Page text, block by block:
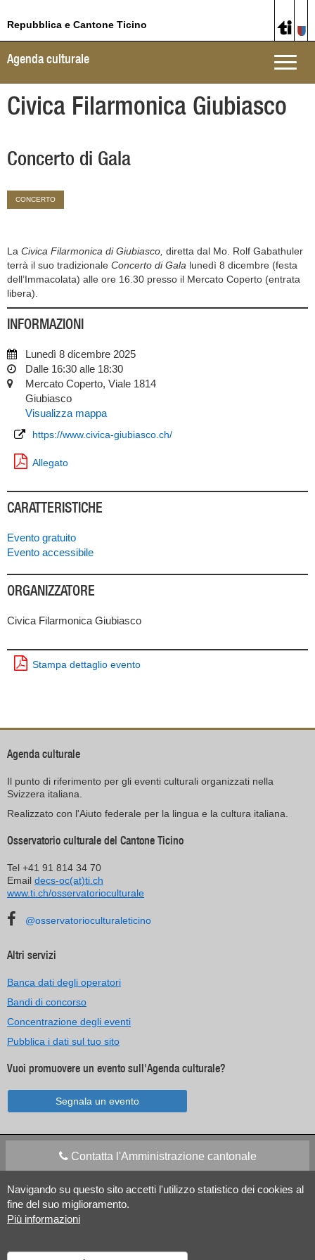
Navigando su questo sito accetti l'utilizzo statistico dei cookies al
fine del suo miglioramento.
Più informazioni
Repubblica e Cantone Ticino
Toggle
Agenda culturale
Civica Filarmonica Giubiasco
Concerto di Gala
CONCERTO
La Civica Filarmonica di Giubiasco, diretta dal Mo. Rolf Gabathuler
terrà il suo tradizionale Concerto di Gala lunedì 8 dicembre (festa
dell’Immacolata) alle ore 16.30 presso il Mercato Coperto (entrata
libera).
INFORMAZIONI
Lunedì 8 dicembre 2025
Dalle 16:30 alle 18:30
Mercato Coperto, Viale 1814
Giubiasco
Visualizza mappa
https://www.civica-giubiasco.ch/
Allegato
CARATTERISTICHE
Evento gratuito
Evento accessibile
ORGANIZZATORE
Civica Filarmonica Giubiasco
Stampa dettaglio evento
Agenda culturale
Il punto di riferimento per gli eventi culturali organizzati nella
Svizzera italiana.
Realizzato con l'Aiuto federale per la lingua e la cultura italiana.
Osservatorio culturale del Cantone Ticino
Tel +41 91 814 34 70
Email decs-oc(at)ti.ch
www.ti.ch/osservatorioculturale
@osservatorioculturaleticino
Altri servizi
Banca dati degli operatori
Bandi di concorso
Concentrazione degli eventi
Pubblica i dati sul tuo sito
Vuoi promuovere un evento sull'Agenda culturale?
Segnala un evento
Contatta l'Amministrazione cantonale
Apps Mobile Social media